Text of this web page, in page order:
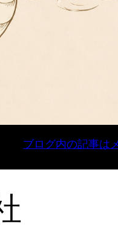
ブログ内の記事は